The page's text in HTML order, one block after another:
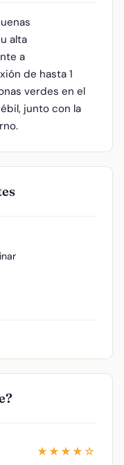
alta
a
de hasta 1
verdes en el
junto con la
★★★★☆